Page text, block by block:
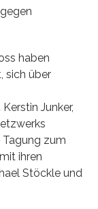
haben
sich über
Junker,
zum
ihren
Stöckle und